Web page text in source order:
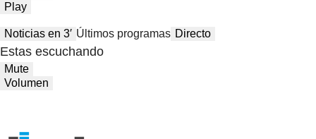
Play
Noticias en 3′ Últimos programas Directo
Estas escuchando
Mute
Volumen